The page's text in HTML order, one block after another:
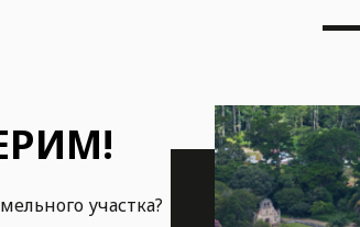
участка?